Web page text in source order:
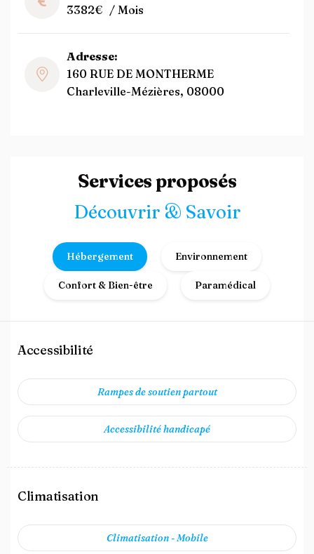
3382€ / Mois
Adresse:
160 RUE DE MONTHERME
Charleville-Mézières, 08000
Services proposés
Découvrir & Savoir
Hébergement Environnement
Confort & Bien-être Paramédical
Accessibilité
Rampes de soutien partout
Accessibilité handicapé
Climatisation
Climatisation - Mobile